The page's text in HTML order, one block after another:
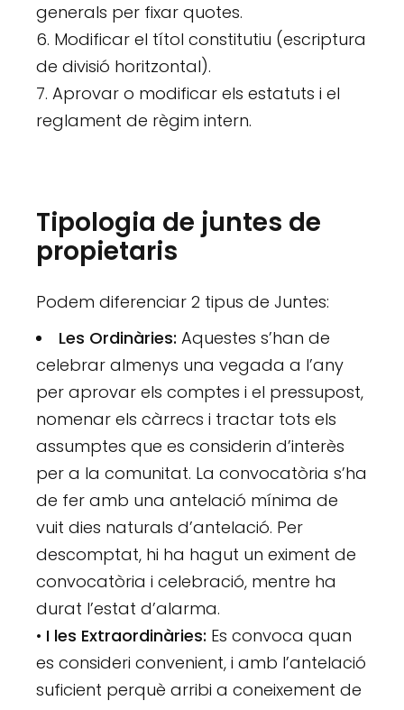
generals per fixar quotes.
Modificar el títol constitutiu (escriptura
de divisió horitzontal).
Aprovar o modificar els estatuts i el
reglament de règim intern.
Tipologia de juntes de
propietaris
Podem diferenciar 2 tipus de Juntes:
Les Ordinàries: Aquestes s’han de
celebrar almenys una vegada a l’any
per aprovar els comptes i el pressupost,
nomenar els càrrecs i tractar tots els
assumptes que es considerin d’interès
per a la comunitat. La convocatòria s’ha
de fer amb una antelació mínima de
vuit dies naturals d’antelació. Per
descomptat, hi ha hagut un eximent de
convocatòria i celebració, mentre ha
durat l’estat d’alarma.
• I les Extraordinàries: Es convoca quan
es consideri convenient, i amb l’antelació
suficient perquè arribi a coneixement de